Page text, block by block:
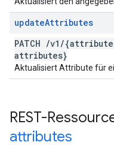
updateAttributes
PATCH /v1 /
attributes}
Aktualisiert Attribute für
REST-
attributes